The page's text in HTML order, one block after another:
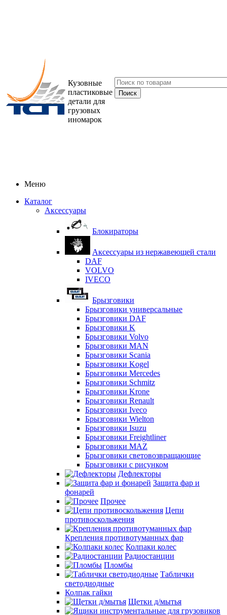
Кузовные
пластиковые
детали для
грузовых
иномарок
Меню
Каталог
Аксессуары
Блокираторы
Аксессуары из нержавеющей стали
DAF
VOLVO
IVECO
Брызговики
Брызговики универсальные
Брызговики DAF
Брызговики K
Брызговики Volvo
Брызговики MAN
Брызговики Scania
Брызговики Kogel
Брызговики Mercedes
Брызговики Schmitz
Брызговики Krone
Брызговики Renault
Брызговики Iveco
Брызговики Wielton
Брызговики Isuzu
Брызговики Freightliner
Брызговики MAZ
Брызговики световозвращающие
Брызговики с рисунком
Дефлекторы
Защита фар и
фонарей
Прочее
Цепи
противоскольжения
Крепления противотуманных фар
Колпаки колес
Радиостанции
Пломбы
Таблички
светодиодные
Колпак гайки
Щетки д/мытья